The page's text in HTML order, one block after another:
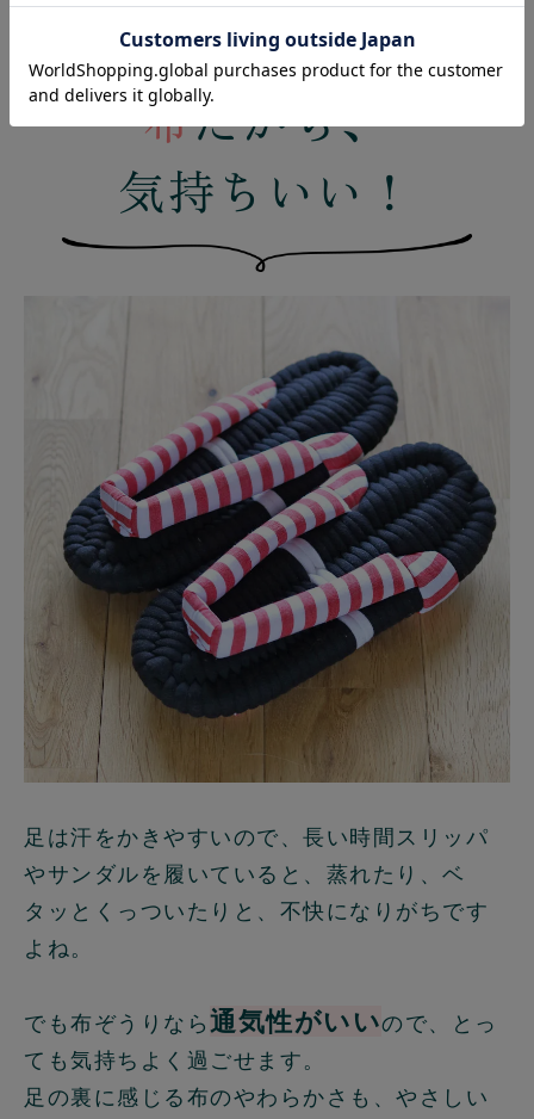
布だから、
気持ちいい！
足は汗をかきやすいので、長い時間スリッパ
やサンダルを履いていると、蒸れたり、ベ
タッとくっついたりと、不快になりがちです
よね。
でも布ぞうりなら通気性がいいので、とっ
ても気持ちよく過ごせます。
足の裏に感じる布のやわらかさも、やさしい